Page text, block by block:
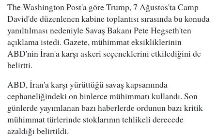
The Washington Post'a göre Trump, 7 Ağustos'ta Camp
David'de düzenlenen kabine toplantısı sırasında bu konuda
yanıltılması nedeniyle Savaş Bakanı Pete Hegseth'ten
açıklama istedi. Gazete, mühimmat eksikliklerinin
ABD'nin İran'a karşı askeri seçeneklerini etkilediğini de
belirtti.
ABD, İran'a karşı yürüttüğü savaş kapsamında
cephaneliğindeki on binlerce mühimmatı kullandı. Son
günlerde yayımlanan bazı haberlerde ordunun bazı kritik
mühimmat türlerinde stoklarının tehlikeli derecede
azaldığı belirtildi.